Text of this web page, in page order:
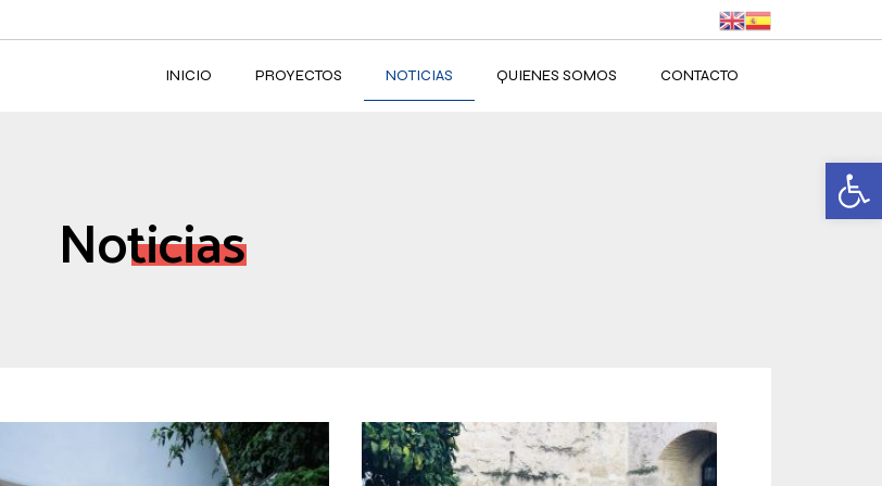
INICIO PROYECTOS NOTICIAS QUIENES SOMOS CONTACTO
Noticias